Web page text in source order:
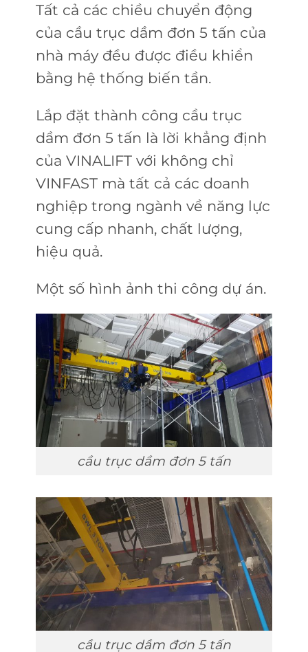
Tất cả các chiều chuyển động
của cầu trục dầm đơn 5 tấn của
nhà máy đều được điều khiển
bằng hệ thống biến tần.
Lắp đặt thành công cầu trục
dầm đơn 5 tấn là lời khẳng định
của VINALIFT với không chỉ
VINFAST mà tất cả các doanh
nghiệp trong ngành về năng lực
cung cấp nhanh, chất lượng,
hiệu quả.
Một số hình ảnh thi công dự án.
cầu trục dầm đơn 5 tấn
cầu trục dầm đơn 5 tấn